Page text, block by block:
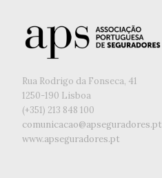
Rua Rodrigo da Fonseca, 41
1250-190 Lisboa
(+351) ‭213 848 100
comunicacao@apseguradores.pt
www.apseguradores.pt